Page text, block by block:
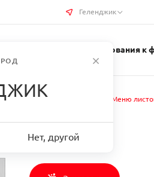
Геленджик
Требования к
и кафе Заказать Меню
Нет, другой